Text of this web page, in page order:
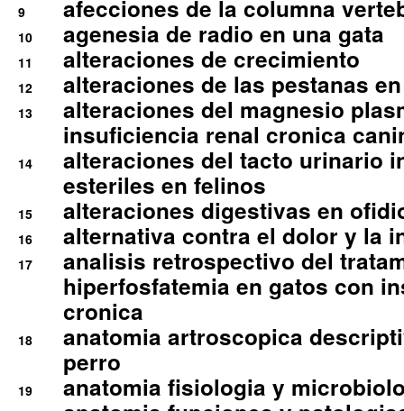
9 afecciones de la columna
10 agenesia de radio en una gata
11 alteraciones de crecimiento
12 alteraciones de las pestanas
13
alteraciones del magnesio
insuficiencia renal cronica
14
alteraciones del tacto urinario
esteriles en felinos
15 alteraciones digestivas en
16 alternativa contra el dolor y la
17
analisis retrospectivo del
hiperfosfatemia en gatos con
cronica
18
anatomia artroscopica
perro
19 anatomia fisiologia y